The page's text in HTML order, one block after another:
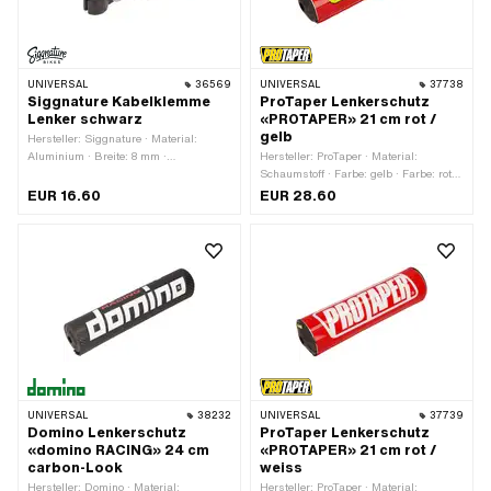
UNIVERSAL 36569
Siggnature Kabelklemme
Lenker schwarz
Hersteller: Siggnature · Material:
Aluminium · Breite: 8 mm ·
Ø innen: 5 - 7 mm · Oberfläche:
EUR 16.60
UNIVERSAL 37738
ProTaper Lenkerschutz
«PROTAPER» 21 cm rot /
gelb
Hersteller: ProTaper · Material:
Schaumstoff · Farbe: gelb · Farbe: rot ·
Farbe: weiss · Ø aussen: 53 mm · Ø
EUR 28.60
UNIVERSAL 38232
Domino Lenkerschutz
«domino RACING» 24 cm
carbon-Look
Hersteller: Domino · Material:
UNIVERSAL 37739
ProTaper Lenkerschutz
«PROTAPER» 21 cm rot /
weiss
Hersteller: ProTaper · Material: